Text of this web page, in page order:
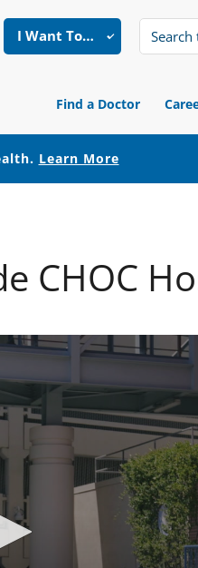
I Want To…
Find a Doctor
Learn More
CHOC